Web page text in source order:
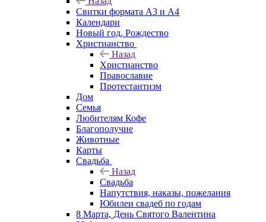
Свитки формата А3 и А4
Календари
Новый год, Рождество
Христианство
Назад
Христианство
Православие
Протестантизм
Дом
Семья
Любителям Кофе
Благополучие
Животные
Карты
Свадьба
Назад
Свадьба
Напутствия, наказы, пожелания
Юбилеи свадеб по годам
8 Марта, День Святого Валентина